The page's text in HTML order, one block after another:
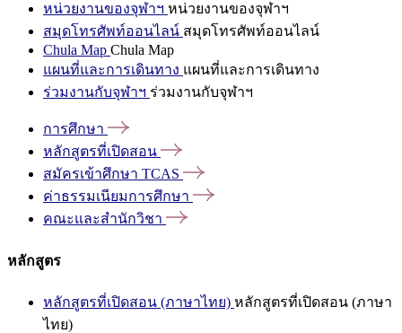
หน่วยงานของจุฬาฯ หน่วยงานของจุฬาฯ
สมุดโทรศัพท์ออนไลน์ สมุดโทรศัพท์ออนไลน์
Chula Map Chula Map
แผนที่และการเดินทาง แผนที่และการเดินทาง
ร่วมงานกับจุฬาฯ ร่วมงานกับจุฬาฯ
การศึกษา
หลักสูตรที่เปิดสอน
สมัครเข้าศึกษา TCAS
ค่าธรรมเนียมการศึกษา
คณะและสำนักวิชา
หลักสูตร
หลักสูตรที่เปิดสอน (ภาษาไทย) หลักสูตรที่เปิดสอน (ภาษา
ไทย)